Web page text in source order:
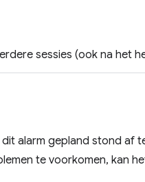
sessies (ook na het
alarm gepland stond af
te voorkomen, kan